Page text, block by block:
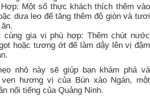
Một số thực khách thích thêm vào
dưa leo để tăng thêm độ giòn và tươi
cùng gia vị phù hợp: Thêm chút nước
hoặc tương ớt để làm dậy lên vị đậm
nhỏ này sẽ giúp bạn khám phá và
hương vị của Bún xào Ngán, một
nổi tiếng của Quảng Ninh.